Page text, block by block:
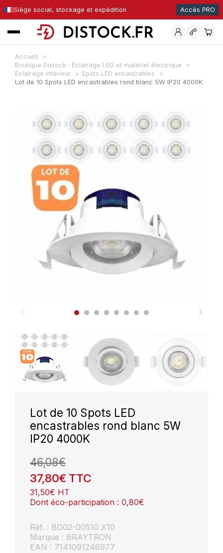
Siège social, stockage et expédition Accès PRO
Accueil
Boutique Distock : Éclairage LED et matériel électrique
Éclairage intérieur
Spots LED encastrables
Lot de 10 Spots LED encastrables rond blanc 5W IP20 4000K
Lot de 10 Spots LED
encastrables rond blanc 5W
IP20 4000K
46,08€
37,80€ TTC
31,50€ HT
Dont éco-participation : 0,80€
Réf. : BD02-00510 X10
Marque : BRAYTRON
EAN : 7141091246977